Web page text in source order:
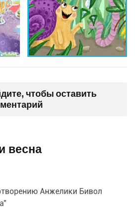
чтобы оставить
весна
Анжелики Бивол